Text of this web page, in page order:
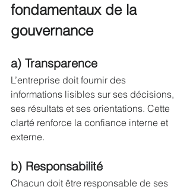
fondamentaux de la
gouvernance
a) Transparence
L’entreprise doit fournir des
informations lisibles sur ses décisions,
ses résultats et ses orientations. Cette
clarté renforce la confiance interne et
externe.
b) Responsabilité
Chacun doit être responsable de ses